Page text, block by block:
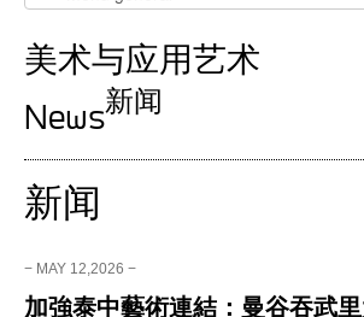
美术与应用艺术
新闻
News
新闻
− MAY 12,2026 −
加強泰中藝術連結：曼谷吞武